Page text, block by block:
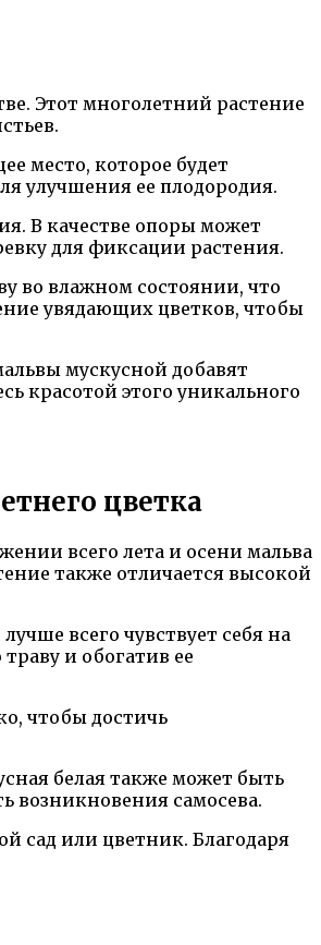
Этот многолетний растение
место, которое будет
улучшения ее плодородия.
В качестве опоры может
для фиксации растения.
во влажном состоянии, что
увядающих цветков, чтобы
мускусной добавят
красотой этого уникального
цветка
всего лета и осени мальва
также отличается высокой
всего чувствует себя на
и обогатив ее
чтобы достичь
белая также может быть
возникновения самосева.
сад или цветник. Благодаря